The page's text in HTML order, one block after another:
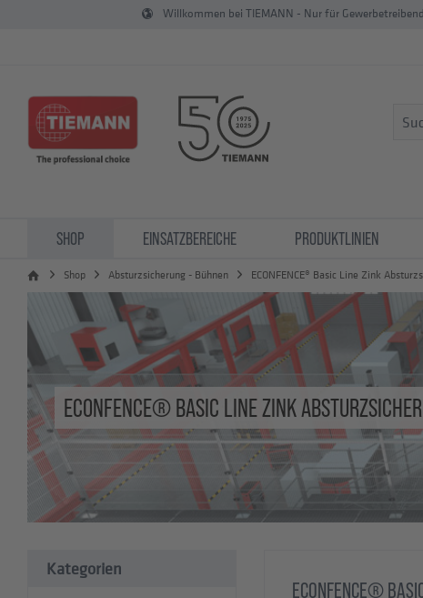
Willkommen bei TIEMANN - Nur für
SHOP EINSATZBEREICHE PRODUKTLINIEN
Shop Absturzsicherung - Bühnen ECONFENCE® Basic Line Zink
ECONFENCE® BASIC LINE ZINK
Kategorien
ECONFENCE®